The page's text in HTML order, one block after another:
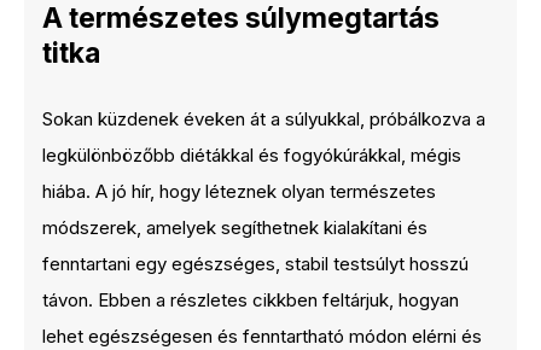
A természetes súlymegtartás
titka
Sokan küzdenek éveken át a súlyukkal, próbálkozva a
legkülönbözőbb diétákkal és fogyókúrákkal, mégis
hiába. A jó hír, hogy léteznek olyan természetes
módszerek, amelyek segíthetnek kialakítani és
fenntartani egy egészséges, stabil testsúlyt hosszú
távon. Ebben a részletes cikkben feltárjuk, hogyan
lehet egészségesen és fenntartható módon elérni és